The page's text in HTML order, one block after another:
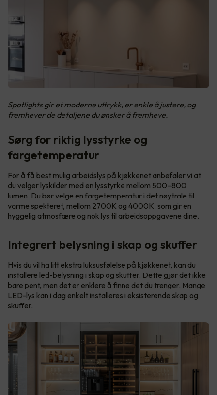
Spotlights gir et moderne uttrykk, er enkle å justere, og
fremhever de detaljene du ønsker å fremheve.
Sørg for riktig lysstyrke og
fargetemperatur
For å få best mulig arbeidslys på kjøkkenet anbefaler vi at
du velger lyskilder med en lysstyrke mellom 500–800
lumen. Du bør velge en fargetemperatur i det nøytrale til
varme spekteret, mellom 2700K og 4000K, som gir en
hyggelig atmosfære og nok lys til arbeidsoppgavene dine.
Integrert belysning i skap og skuffer
Hvis du vil ha litt ekstra luksusfølelse på kjøkkenet, kan du
installere led-belysning i skap og skuffer. Dette gjør det ikke
bare pent, men det er enklere å finne det du trenger. Mange
LED-lys kan i dag enkelt installeres i eksisterende skap og
skuffer.